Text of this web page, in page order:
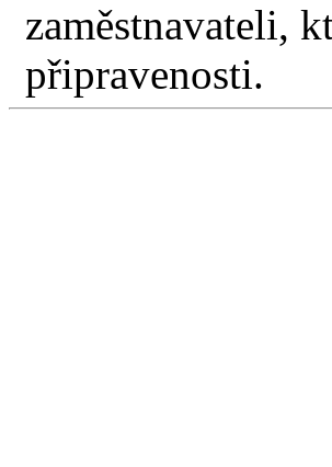
zaměstnavateli,
připravenosti.